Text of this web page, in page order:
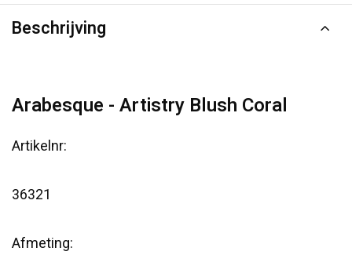
Beschrijving
Arabesque - Artistry Blush Coral
Artikelnr:
36321
Afmeting: